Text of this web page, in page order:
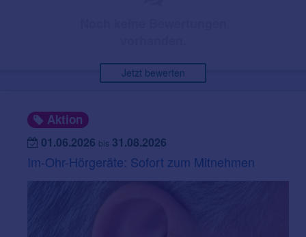
Jetzt bewerten
Aktion
01.06.2026 bis 31.08.2026
Im-Ohr-Hörgeräte: Sofort zum Mitnehmen